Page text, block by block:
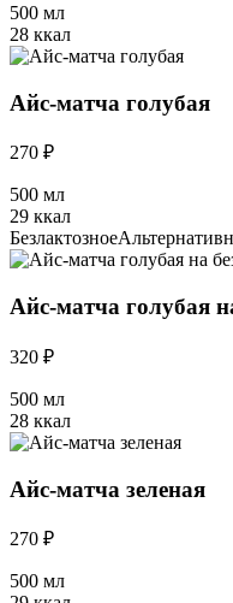
500 мл
28 ккал
Айс-матча голубая
270 ₽
500 мл
29 ккал
Безлактозное
Айс-матча голубая
320 ₽
500 мл
28 ккал
Айс-матча зеленая
270 ₽
500 мл